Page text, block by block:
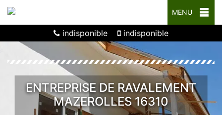
MENU
indisponible indisponible
ENTREPRISE DE RAVALEMENT
MAZEROLLES 16310